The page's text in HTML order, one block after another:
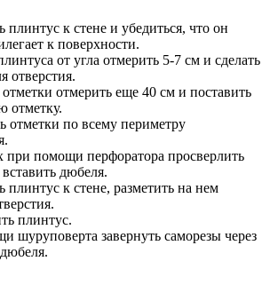
к стене и убедиться, что он
к поверхности.
от угла отмерить 5-7 см и сделать
отверстия.
отмерить еще 40 см и поставить
отметку.
отметки по всему периметру
при помощи перфоратора просверлить
дюбеля.
к стене, разметить на нем
плинтус.
шуруповерта завернуть саморезы через